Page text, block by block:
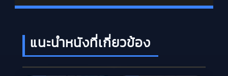
แนะนำหนังที่เกี่ยวข้อง